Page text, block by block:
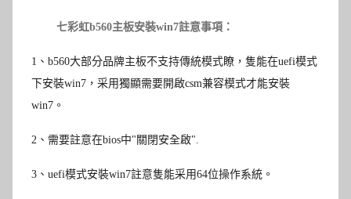
七彩虹b560主板安裝win7註意事項：
1 、b560大部分品牌主板不支持傳統模式瞭，隻能在uefi模式
下安裝win7，采用獨顯需要開啟csm兼容模式才能安裝
win7。
2 、需要註意在bios中"關閉安全啟".
3 、uefi模式安裝win7註意隻能采用64位操作系統。